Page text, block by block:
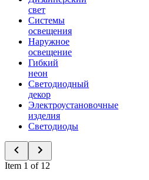
свет
Системы
освещения
Наружное
освещение
Гибкий
неон
Светодиодный
декор
Электроустановочные
изделия
Светодиоды
Item 1 of 12